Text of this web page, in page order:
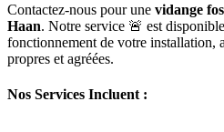
Contactez-nous pour une vidange
Haan. Notre service 🚨 est
fonctionnement de votre installation,
propres et agréées.
Nos Services Incluent :